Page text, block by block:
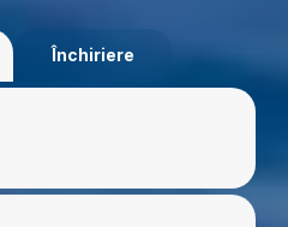
Închiriere